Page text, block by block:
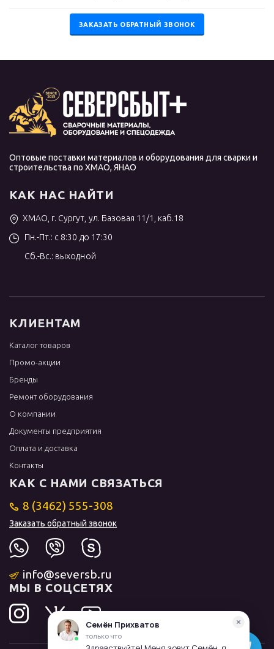
ЗАКАЗАТЬ ОБРАТНЫЙ ЗВОНОК
Оптовые поставки материалов и оборудования для сварки и
строительства по ХМАО, ЯНАО
КАК НАС НАЙТИ
ХМАО, г. Сургут, ул. Базовая 11/1, каб.18
Пн.-Пт.: с 8:30 до 17:30
Сб.-Вс.: выходной
КЛИЕНТАМ
Каталог товаров
Промо-акции
Бренды
Ремонт оборудования
О компании
Документы предприятия
Оплата и доставка
Контакты
КАК С НАМИ СВЯЗАТЬСЯ
8 (3462) 555-308
Заказать обратный звонок
info@seversb.ru
МЫ В СОЦСЕТЯХ